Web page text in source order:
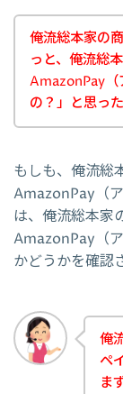
俺流総本家の
っと、俺流総
AmazonPay（
の？」と思っ
もしも、俺流総
AmazonPay（
は、俺流総本家
AmazonPay（
かどうかを確認
俺
ペ
ま